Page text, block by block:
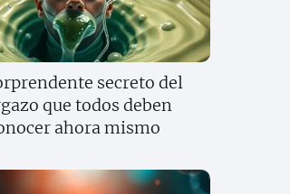
secreto del
que todos deben
ahora mismo